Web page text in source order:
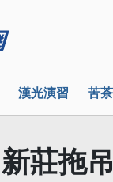
漢光演習 苦
新莊拖